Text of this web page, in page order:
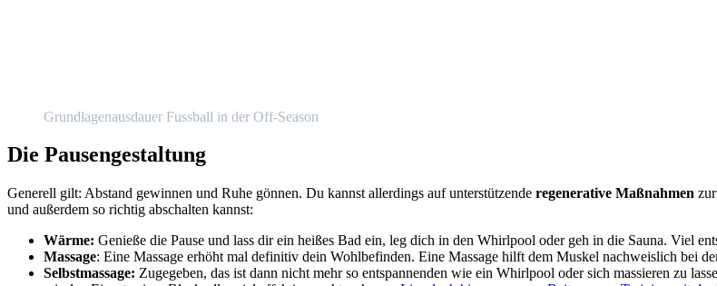
Grundlagenausdauer Fussball in der Off-Season
Die Pausengestaltung
Generell gilt: Abstand gewinnen und Ruhe gönnen. Du kannst allerdings auf unterstützende regenerative Maßnahmen
und außerdem so richtig abschalten kannst:
Wärme: Genieße die Pause und lass dir ein heißes Bad ein, leg dich in den Whirlpool oder geh in die Sauna. Viel
Massage: Eine Massage erhöht mal definitiv dein Wohlbefinden. Eine Massage hilft dem Muskel nachweislich bei
Selbstmassage: Zugegeben, das ist dann nicht mehr so entspannenden wie ein Whirlpool oder sich massieren zu